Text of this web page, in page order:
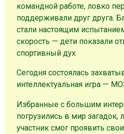
командной работе, ловко
поддерживали друг друга.
стали настоящим
скорость — дети показали
спортивный дух
Сегодня состоялась
интеллектуальная игра —
Избранные с большим
погрузились в мир
участник смог проявить